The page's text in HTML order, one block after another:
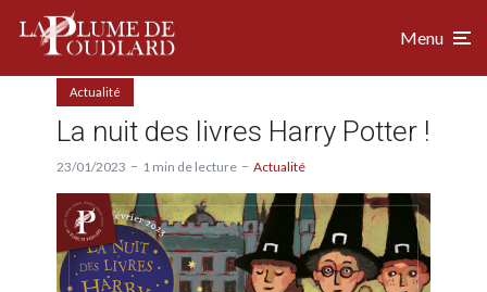
Menu
Actualité
La nuit des livres Harry Potter !
23/01/2023 1 min de lecture Actualité